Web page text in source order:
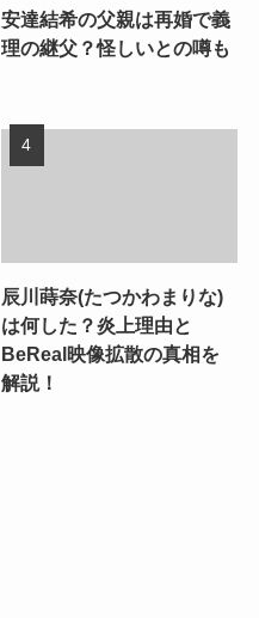
安達結希の父親は再婚で義
理の継父？怪しいとの噂も
辰川蒔奈(たつかわまりな)
は何した？炎上理由と
BeReal映像拡散の真相を
解説！